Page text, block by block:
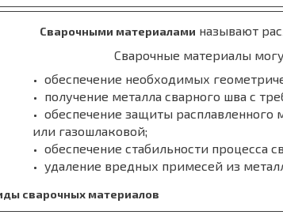
Сварочными материалами называют
Сварочные материалы
обеспечение необходимых
получение металла сварного шва с
обеспечение защиты расплавленного
или газошлаковой;
обеспечение стабильности процесса
удаление вредных примесей из
сварочных материалов